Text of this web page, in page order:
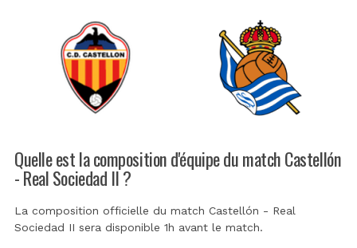
Quelle est la composition d'équipe du match Castellón
- Real Sociedad II ?
La composition officielle du match Castellón - Real
Sociedad II sera disponible 1h avant le match.